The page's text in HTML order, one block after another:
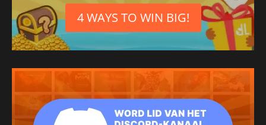
4 WAYS TO WIN BIG!